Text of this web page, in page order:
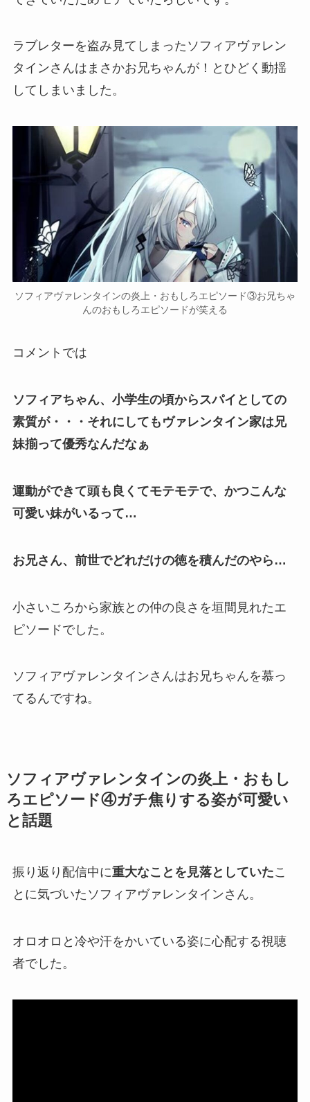
ラブレターを盗み見てしまったソフィアヴァレン
タインさんは まさかお兄ちゃんが！ とひどく動揺
してしまいました。
ソフィアヴァレンタインの炎上・おもしろエピソード③お兄ちゃ
んのおもしろエピソードが笑える
コメントでは
ソフィアちゃん、小学生の頃からスパイとしての
素質が・・・それにしてもヴァレンタイン家は兄
妹揃って優秀なんだなぁ
運動ができて頭も良くてモテモテで、かつこんな
可愛い妹がいるって…
お兄さん、前世でどれだけの徳を積んだのやら…
小さいころから家族との仲の良さを垣間見れたエ
ピソードでした。
ソフィアヴァレンタインさんはお兄ちゃんを慕っ
てるんですね。
ソフィアヴァレンタインの炎上・おもし
ろエピソード④ガチ焦りする姿が可愛い
と話題
振り返り配信中に重大なことを見落としていたこ
とに気づいたソフィアヴァレンタインさん。
オロオロと冷や汗をかいている姿に心配する視聴
者でした。